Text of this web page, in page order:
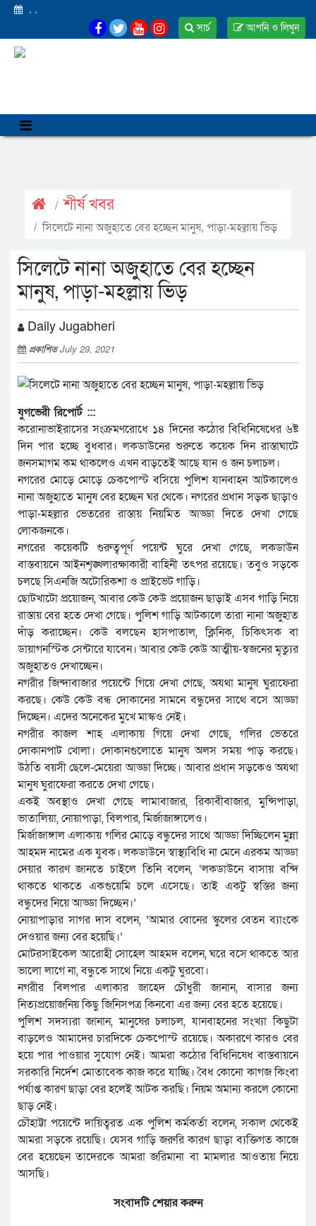
, ,
আপনি ও লিখুন
সার্চ
শীর্ষ খবর
সিলেটে নানা অজুহাতে বের হচ্ছেন মানুষ, পাড়া-মহল্লায় ভিড়
সিলেটে নানা অজুহাতে বের হচ্ছেন
মানুষ, পাড়া-মহল্লায় ভিড়
Daily Jugabheri
প্রকাশিতJuly 29, 2021
যুগভেরী রিপোর্ট :::
করোনাভাইরাসের সংক্রমণরোধে ১৪ দিনের কঠোর বিধিনিষেধের ৬ষ্ট
দিন পার হচ্ছে বুধবার। লকডাউনের শুরুতে কয়েক দিন রাস্তাঘাটে
জনসমাগম কম থাকলেও এখন বাড়তেই আছে যান ও জন চলাচল।
নগরের মোড়ে মোড়ে চেকপোস্ট বসিয়ে পুলিশ যানবাহন আটকালেও
নানা অজুহাতে মানুষ বের হচ্ছেন ঘর থেকে। নগরের প্রধান সড়ক ছাড়াও
পাড়া-মহল্লার ভেতরের রাস্তায় নিয়মিত আড্ডা দিতে দেখা গেছে
লোকজনকে।
নগরের কয়েকটি গুরুত্বপূর্ণ পয়েন্ট ঘুরে দেখা গেছে, লকডাউন
বাস্তবায়নে আইনশৃঙ্খলারক্ষাকারী বাহিনী তৎপর রয়েছে। তবুও সড়কে
চলছে সিএনজি অটোরিকশা ও প্রাইভেট গাড়ি।
ছোটখাটো প্রয়োজন, আবার কেউ কেউ প্রয়োজন ছাড়াই এসব গাড়ি নিয়ে
রাস্তায় বের হতে দেখা গেছে। পুলিশ গাড়ি আটকালে তারা নানা অজুহাত
দাঁড় করাচ্ছেন। কেউ বলছেন হাসপাতাল, ক্লিনিক, চিকিৎসক বা
ডায়াগনস্টিক সেন্টারে যাবেন। আবার কেউ কেউ আত্মীয়-স্বজনের মৃত্যুর
অজুহাতও দেখাচ্ছেন।
নগরীর জিন্দাবাজার পয়েন্টে গিয়ে দেখা গেছে, অযথা মানুষ ঘুরাফেরা
করছে। কেউ কেউ বন্ধ দোকানের সামনে বন্ধুদের সাথে বসে আড্ডা
দিচ্ছেন। এদের অনেকের মুখে মাস্কও নেই।
নগরীর কাজল শাহ এলাকায় গিয়ে দেখা গেছে, গলির ভেতরে
দোকানপাট খোলা। দোকানগুলোতে মানুষ অলস সময় পাড় করছে।
উঠতি বয়সী ছেলে-মেয়েরা আড্ডা দিচ্ছে। আবার প্রধান সড়কেও অযথা
মানুষ ঘুরাফেরা করতে দেখা গেছে।
একই অবস্থাও দেখা গেছে লামাবাজার, রিকাবীবাজার, মুন্সিপাড়া,
ভাতালিয়া, নোয়াপাড়া, বিলপার, মির্জাজাঙ্গালেও।
মির্জাজাঙ্গাল এলাকায় গলির মোড়ে বন্ধুদের সাথে আড্ডা দিচ্ছিলেন মুন্না
আহমদ নামের এক যুবক। লকডাউনে স্বাস্থ্যবিধি না মেনে এরকম আড্ডা
দেয়ার কারণ জানতে চাইলে তিনি বলেন, ‘লকডাউনে বাসায় বন্দি
থাকতে থাকতে একগুয়েমি চলে এসেছে। তাই একটু স্বস্তির জন্য
বন্ধুদের নিয়ে আড্ডা দিচ্ছেন।’
নোয়াপাড়ার সাগর দাস বলেন, ‘আমার বোনের স্কুলের বেতন ব্যাংকে
দেওয়ার জন্য বের হয়েছি।’
মোটরসাইকেল আরোহী সোহেল আহমদ বলেন, ঘরে বসে থাকতে আর
ভালো লাগে না, বন্ধুকে সাথে নিয়ে একটু ঘুরবো।
নগরীর বিলপার এলাকার জাহেদ চৌধুরী জানান, বাসার জন্য
নিত্যপ্রয়োজনিয় কিছু জিনিসপত্র কিনবো এর জন্য বের হতে হয়েছে।
পুলিশ সদস্যরা জানান, মানুষের চলাচল, যানবাহনের সংখ্যা কিছুটা
বাড়লেও আমাদের চারদিকে চেকপোস্ট রয়েছে। অকারণে কারও বের
হয়ে পার পাওয়ার সুযোগ নেই। আমরা কঠোর বিধিনিষেধ বাস্তবায়নে
সরকারি নির্দেশ মোতাবেক কাজ করে যাচ্ছি। বৈধ কোনো কাগজ কিংবা
পর্যাপ্ত কারণ ছাড়া বের হলেই আটক করছি। নিয়ম অমান্য করলে কোনো
ছাড় নেই।
চৌহাট্টা পয়েন্টে দায়িত্বরত এক পুলিশ কর্মকর্তা বলেন, সকাল থেকেই
আমরা সড়কে রয়েছি। যেসব গাড়ি জরুরি কারণ ছাড়া ব্যক্তিগত কাজে
বের হয়েছেন তাদেরকে আমরা জরিমানা বা মামলার আওতায় নিয়ে
আসছি।
সংবাদটি শেয়ার করুন